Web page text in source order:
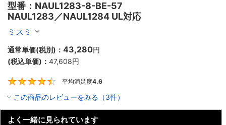
型番：NAUL1283-8-BE-57
NAUL1283／NAUL1284 UL対応
ミスミ
通常単価(税別)： 43,280円
(税込単価)： 47,608円
平均満足度4.6
この商品のレビューをみる（3件）
よく一緒に見られています